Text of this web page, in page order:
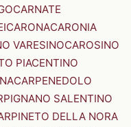
CARNATE
CARONACARONIA
VARESINOCAROSINO
PIACENTINO
CARPENEDOLO
SALENTINO
DELLA NORA